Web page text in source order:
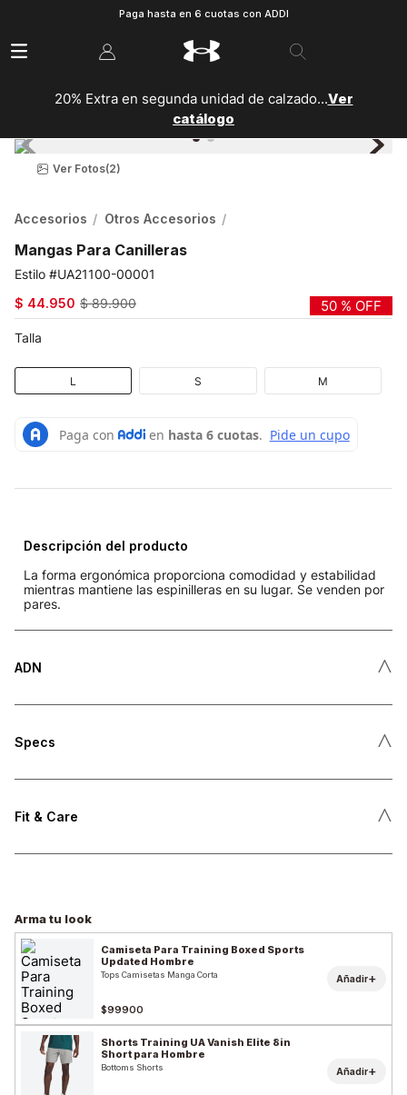
Paga hasta en 6 cuotas con ADDI
20% Extra en segunda unidad de calzado...Ver
catálogo
Ver Fotos(2)
Accesorios Otros Accesorios
Mangas Para Canilleras
UA21100-00001
$ 44.950 $ 89.900 50 % OFF
Talla
L S M
Descripción del producto
La forma ergonómica proporciona comodidad y estabilidad
mientras mantiene las espinilleras en su lugar. Se venden por
pares.
ADN ˄
Specs ˄
Fit & Care ˄
Arma tu look
Camiseta Para Training Boxed Sports
Updated Hombre
Tops Camisetas Manga Corta
$99900
Añadir+
Shorts Training UA Vanish Elite 8in
Short para Hombre
Bottoms Shorts Añadir+